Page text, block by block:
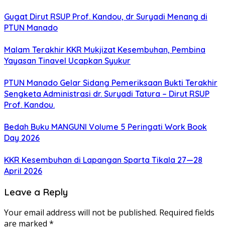
Gugat Dirut RSUP Prof. Kandou, dr Suryadi Menang di
PTUN Manado
Malam Terakhir KKR Mukjizat Kesembuhan, Pembina
Yayasan Tinavel Ucapkan Syukur
PTUN Manado Gelar Sidang Pemeriksaan Bukti Terakhir
Sengketa Administrasi dr. Suryadi Tatura – Dirut RSUP
Prof. Kandou.
Bedah Buku MANGUNI Volume 5 Peringati Work Book
Day 2026
KKR Kesembuhan di Lapangan Sparta Tikala 27—28
April 2026
Leave a Reply
Your email address will not be published. Required fields
are marked *